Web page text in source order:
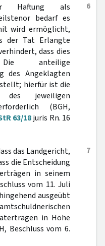
6
Haftung als
bedarf es
wird ermöglicht,
der Tat Erlangte
dass dies
anteilige
des Angeklagten
hierfür ist die
jeweiligen
(BGH,
63/18juris Rn. 16
7
das Landgericht,
die Entscheidung
in seinem
vom 11. Juli
ausgeübt
in Höhe
Beschluss vom 6.